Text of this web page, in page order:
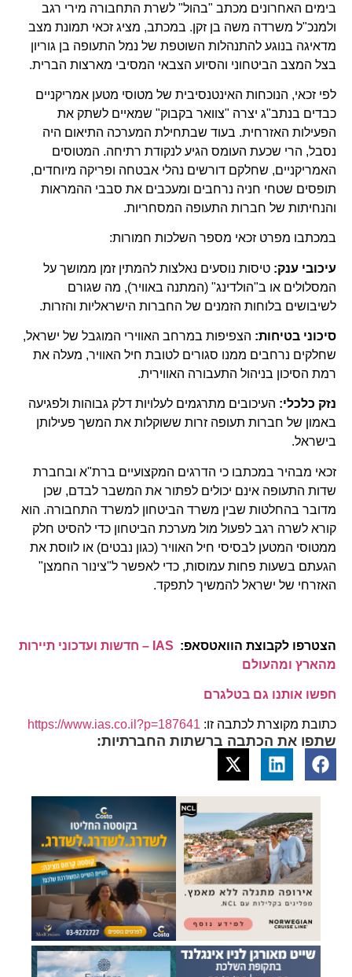
בימים האחרונים מכתב "בהול" לשרת התחבורה מירי רגב
ולמנכ"ל משרדה משה בן זקן. במכתב, מציג זכאי תמונת מצב
מדאיגה בנוגע להתנהלות השוטפת של נמל התעופה בן גוריון
בצל המצב הביטחוני והסיוע הצבאי המסיבי מארצות הברית.
לפי זכאי, הנוכחות האינטנסיבית של מטוסי מטען אמריקניים
כבדים בנתב"ג יצרה "צוואר בקבוק" שמאיים לשתק את
הפעילות האזרחית. בעוד שבתחילת המערכה התיאום היה
נסבל, הרי שכעת העומס הגיע לנקודת רתיחה. המטוסים
האמריקניים, שחלקם דורשים נהלי אבטחה ופריקה מיוחדים,
תופסים שטחי חניה נרחבים ומעכבים את סבבי ההמראות
והנחיתות של חברות התעופה המסחריות.
במכתבו מפרט זכאי מספר השלכות חמורות:
עיכובי ענק: טיסות נוסעים נאלצות להמתין זמן ממושך על
המסלולים או ב"הולדינג" (המתנה באוויר), מה שגורם
לשיבושים בלוחות הזמנים של החברות הישראליות והזרות.
סיכוני בטיחות: הצפיפות במרחב האווירי המוגבל של ישראל,
שחלקים נרחבים ממנו סגורים לטובת חיל האוויר, מעלה את
רמת הסיכון בניהול התעבורה האווירית.
נזק כלכלי: העיכובים מתרגמים לעלויות דלק גבוהות ולפגיעה
באמון של חברות תעופה זרות ששוקלות את המשך פעילותן
בישראל.
זכאי מבהיר במכתבו כי הדרגים המקצועיים ברת"א ובחברת
שדות התעופה אינם יכולים לפתור את המשבר לבדם, שכן
מדובר בהחלטות שבין משרד הביטחון למשרד התחבורה. הוא
קורא לשרה רגב לפעול מול מערכת הביטחון כדי להסיט חלק
ממטוסי המטען לבסיסי חיל האוויר (כגון נבטים) או לווסת את
הגעתם בשעות פחות עמוסות, כדי לאפשר ל"צינור החמצן"
האזרחי של ישראל להמשיך לתפקד.
הצטרפו לקבוצת הוואטסאפ:
IAS – חדשות ועדכוני תיירות
מהארץ ומהעולם
חפשו אותנו גם בטלגרם
כתובת מקוצרת לכתבה זו: https://www.ias.co.il?p=187641
שתפו את הכתבה ברשתות החברתיות: